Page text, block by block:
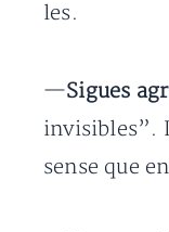
les.
—Sigues
invisibles”.
sense que